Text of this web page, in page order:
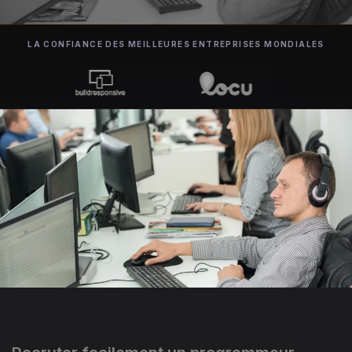
LA CONFIANCE DES MEILLEURES ENTREPRISES MONDIALES